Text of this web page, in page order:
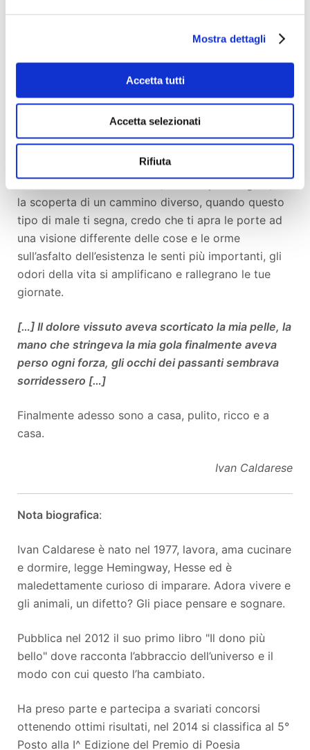
Mostra dettagli
Accetta tutti
Accetta selezionati
Rifiuta
lasciarti, è così forte che puoi metterti a bagno in
una vasca piena di aromi e profumi, ma non te lo
fisicamente il cancro, qualcosa rimane, qualcosa
che terrorizza rimane sempre, è dentro l’anima,
la scoperta di un cammino diverso, quando questo
tipo di male ti segna, credo che ti apra le porte ad
una visione differente delle cose e le orme
sull’asfalto dell’esistenza le senti più importanti, gli
odori della vita si amplificano e rallegrano le tue
giornate.
[…] Il dolore vissuto aveva scorticato la mia pelle, la
mano che stringeva la mia gola finalmente aveva
perso ogni forza, gli occhi dei passanti sembrava
sorridessero […]
Finalmente adesso sono a casa, pulito, ricco e a
casa.
Ivan Caldarese
Nota biografica:
Ivan Caldarese è nato nel 1977, lavora, ama cucinare
e dormire, legge Hemingway, Hesse ed è
maledettamente curioso di imparare. Adora vivere e
gli animali, un difetto? Gli piace pensare e sognare.
Pubblica nel 2012 il suo primo libro "Il dono più
bello" dove racconta l’abbraccio dell’universo e il
modo con cui questo l’ha cambiato.
Ha preso parte e partecipa a svariati concorsi
ottenendo ottimi risultati, nel 2014 si classifica al 5°
Posto alla I^ Edizione del Premio di Poesia